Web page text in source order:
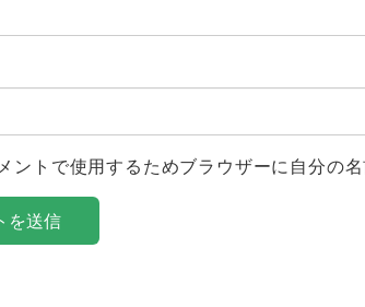
ントで使用するためブラウザーに自分の